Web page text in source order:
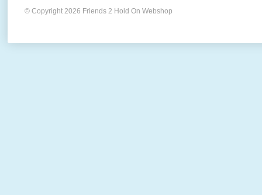
© Copyright 2026 Friends 2 Hold On Webshop